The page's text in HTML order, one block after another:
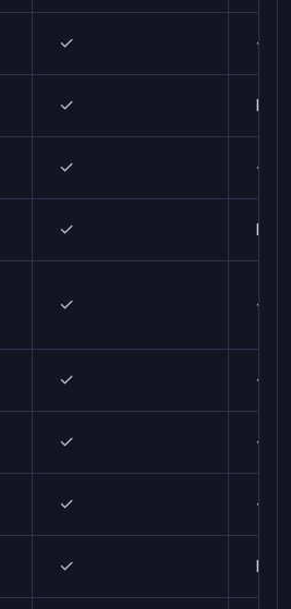
✓ ✓
✓ N/A
✓ ✓
✓ N/A
✓ ✓
✓ ✓
✓ ✓
✓ ✓
✓ N/A